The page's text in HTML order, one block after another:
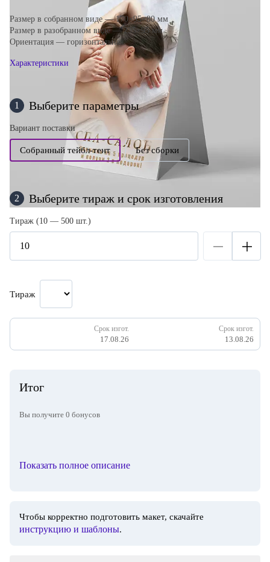
Размер в собранном виде — 170×95×80 мм
Размер в разобранном виде — 235×95 мм
Ориентация — горизонтальная
Характеристики
1 Выберите параметры
Вариант поставки
Собранный тейбл-тент Без сборки
2 Выберите тираж и срок изготовления
Тираж (10 — 500 шт.)
Тираж
Срок изгот.
17.08.26
Срок изгот.
13.08.26
Итог
Вы получите 0 бонусов
Показать полное описание
Чтобы корректно подготовить макет, скачайте
инструкцию и шаблоны.